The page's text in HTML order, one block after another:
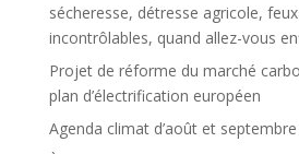
sécheresse, détresse agricole,
incontrôlables, quand allez-vous
Projet de réforme du marché
plan d’électrification européen
Agenda climat d’août et